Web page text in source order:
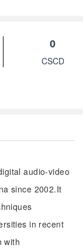
0
CSCD
audio-video
since 2002.It
in recent
with